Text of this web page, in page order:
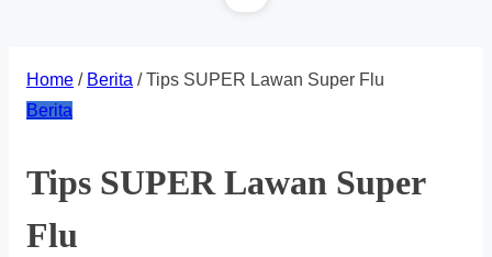
Home / Berita / Tips SUPER Lawan Super Flu
Berita
Tips SUPER Lawan Super
Flu